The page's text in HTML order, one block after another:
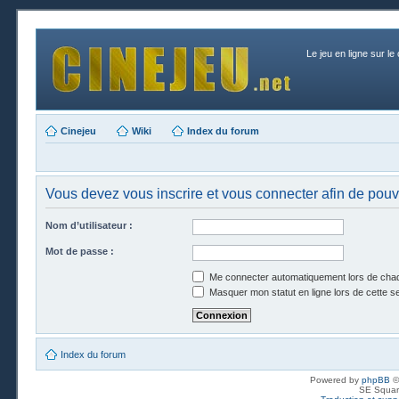
Le jeu en ligne sur le
Cinejeu Wiki Index du forum
Vous devez vous inscrire et vous connecter afin de
Nom d’utilisateur :
Mot de passe :
Me connecter automatiquement lors de
Masquer mon statut en ligne lors de cette
Index du forum
Powered by phpBB
SE